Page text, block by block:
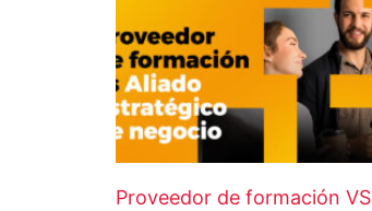
Proveedor de formación VS